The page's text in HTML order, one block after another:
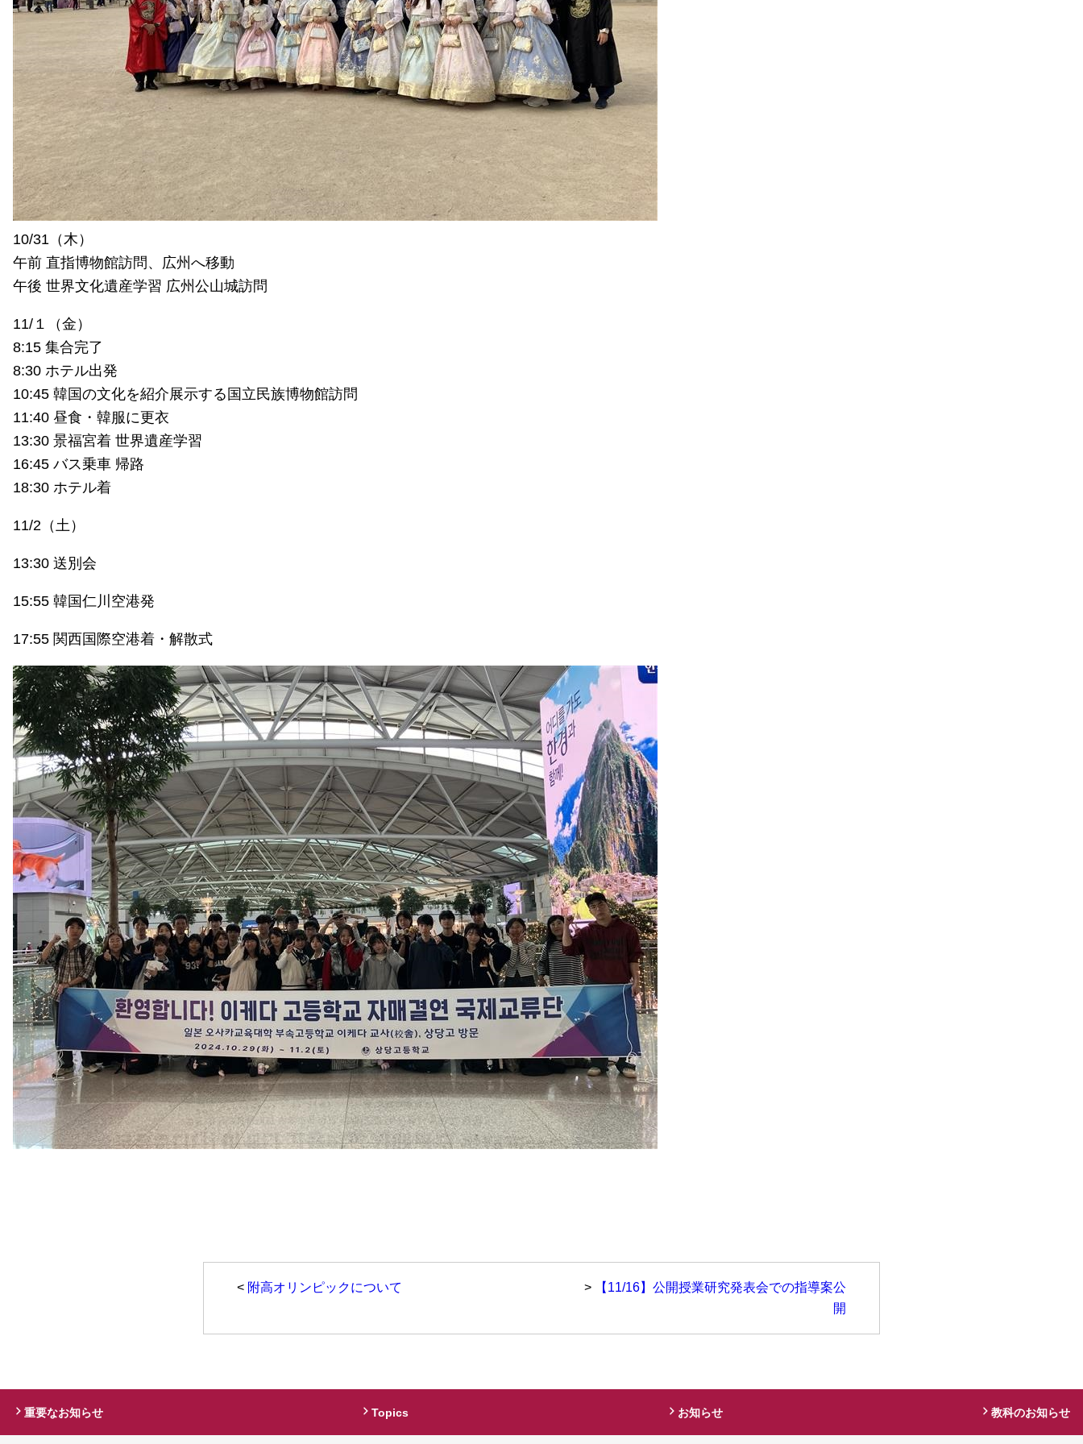
10/31（木）
午前 直指博物館訪問、広州へ移動
午後 世界文化遺産学習 広州公山城訪問
11/１（金）
8:15 集合完了
8:30 ホテル出発
10:45 韓国の文化を紹介展示する国立民族博物館訪問
11:40 昼食・韓服に更衣
13:30 景福宮着 世界遺産学習
16:45 バス乗車 帰路
18:30 ホテル着
11/2（土）
13:30 送別会
15:55 韓国仁川空港発
17:55 関西国際空港着・解散式
< 附高オリンピックについて >
【11/16】公開授業研究発表会での指導案公
開
重要なお知らせ Topics お知らせ 教科のお知らせ